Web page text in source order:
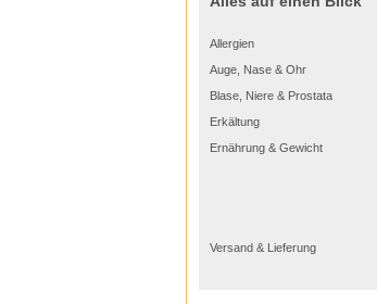
Allergien
Auge, Nase & Ohr
Blase, Niere & Prostata
Erkältung
Ernährung & Gewicht
Versand & Lieferung